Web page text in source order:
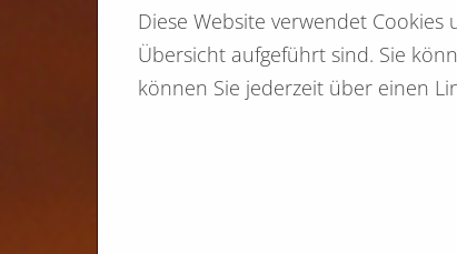
Diese Website verwendet
Übersicht aufgeführt sind. Sie
können Sie jederzeit über einen